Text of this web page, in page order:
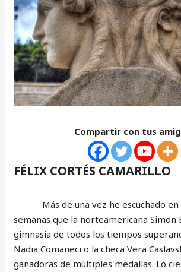
Compartir con tus
FÉLIX CORTÉS CAMARILLO
Más de una vez he escuchado en
semanas que la norteamericana Simon
gimnasia de todos los tiempos
Nadia Comaneci o la checa Vera
ganadoras de múltiples medallas. Lo